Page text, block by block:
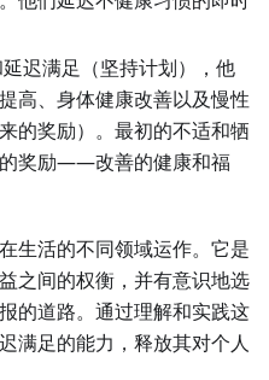
迟满足（坚持计划），他
高、身体健康改善以及慢性
的奖励）。最初的不适和牺
奖励——改善的健康和福
生活的不同领域运作。它是
之间的权衡，并有意识地选
的道路。通过理解和实践这
满足的能力，释放其对个人